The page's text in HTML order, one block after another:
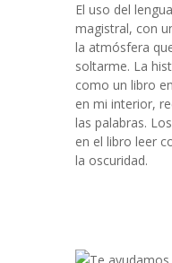
El uso del
magistral, con
la atmósfera
soltarme. La
como un libro
en mi interior,
las palabras.
en el libro leer
la oscuridad.